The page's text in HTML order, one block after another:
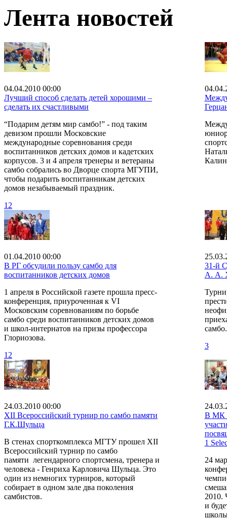
Лента новостей
04.04.2010 00:00
Лучший способ сделать детей хорошими –
сделать их счастливыми
“Подарим детям мир самбо!” - под таким
девизом прошли Московские
международные соревнования среди
воспитанников детских домов и кадетских
корпусов. 3 и 4 апреля тренеры и ветераны
самбо собрались во Дворце спорта МГУПИ,
чтобы подарить воспитанникам детских
домов незабываемый праздник.
12
01.04.2010 00:00
В РГ обсудили пользу самбо для
воспитанников детских домов
1 апреля в Российской газете прошла пресс-
конференция, приуроченная к VI
Московским соревнованиям по борьбе
самбо среди воспитанников детских домов
и школ-интернатов на призы профессора
Глориозова.
12
31-й
А. А.
самбо.
3
24.03.2010 00:00
XII Всероссийский турнир по самбо памяти
Г.К.Шульца
В стенах спорткомплекса МГТУ прошел XII
Всероссийский турнир по самбо
памяти легендарного спортсмена, тренера и
человека - Генриха Карловича Шульца. Это
один из немногих турниров, который
собирает в одном зале два поколения
самбистов.
В МК
1
24
2010.
и